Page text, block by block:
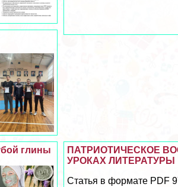
ПАТРИОТИЧЕСКОЕ
УРОКАХ ЛИТЕРАТУРЫ
Статья в формате PDF
глины